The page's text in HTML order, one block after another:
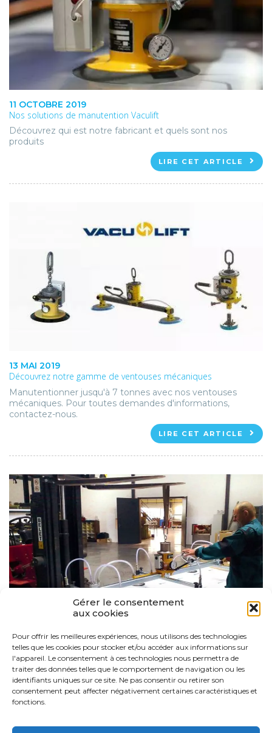
Gérer le consentement
aux cookies
Pour offrir les meilleures expériences, nous utilisons des technologies
telles que les cookies pour stocker et/ou accéder aux informations sur
l'appareil. Le consentement à ces technologies nous permettra de
traiter des données telles que le comportement de navigation ou les
identifiants uniques sur ce site. Ne pas consentir ou retirer son
consentement peut affecter négativement certaines caractéristiques et
fonctions.
11 OCTOBRE 2019
Nos solutions de manutention Vaculift
Découvrez qui est notre fabricant et quels sont nos
produits
LIRE CET ARTICLE
13 MAI 2019
Découvrez notre gamme de ventouses mécaniques
Manutentionner jusqu'à 7 tonnes avec nos ventouses
mécaniques. Pour toutes demandes d'informations,
contactez-nous.
LIRE CET ARTICLE
2 AVRIL 2019
Vaculift
Un besoin en terme de manutention ? Découvrez notre
gamme produits Vaculift
LIRE CET ARTICLE